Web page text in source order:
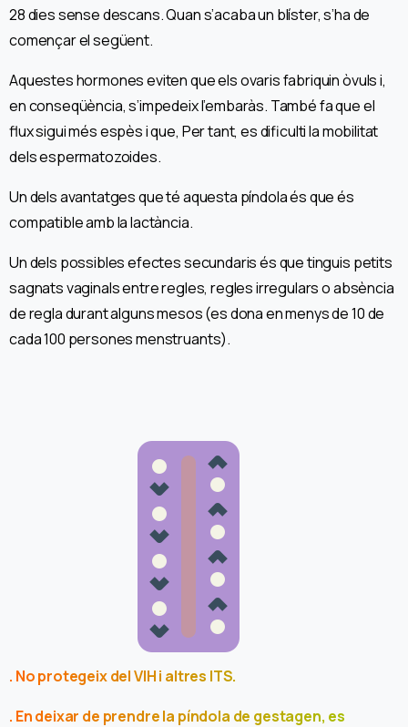
28 dies sense descans. Quan s’acaba un blíster, s’ha de
començar el següent.
Aquestes hormones eviten que els ovaris fabriquin òvuls i,
en conseqüència, s’impedeix l’embaràs. També fa que el
flux sigui més espès i que, Per tant, es dificulti la mobilitat
dels espermatozoides.
Un dels avantatges que té aquesta píndola és que és
compatible amb la lactància.
Un dels possibles efectes secundaris és que tinguis petits
sagnats vaginals entre regles, regles irregulars o absència
de regla durant alguns mesos (es dona en menys de 10 de
cada 100 persones menstruants).
. No protegeix del VIH i altres ITS.
. En deixar de prendre la píndola de gestagen, es